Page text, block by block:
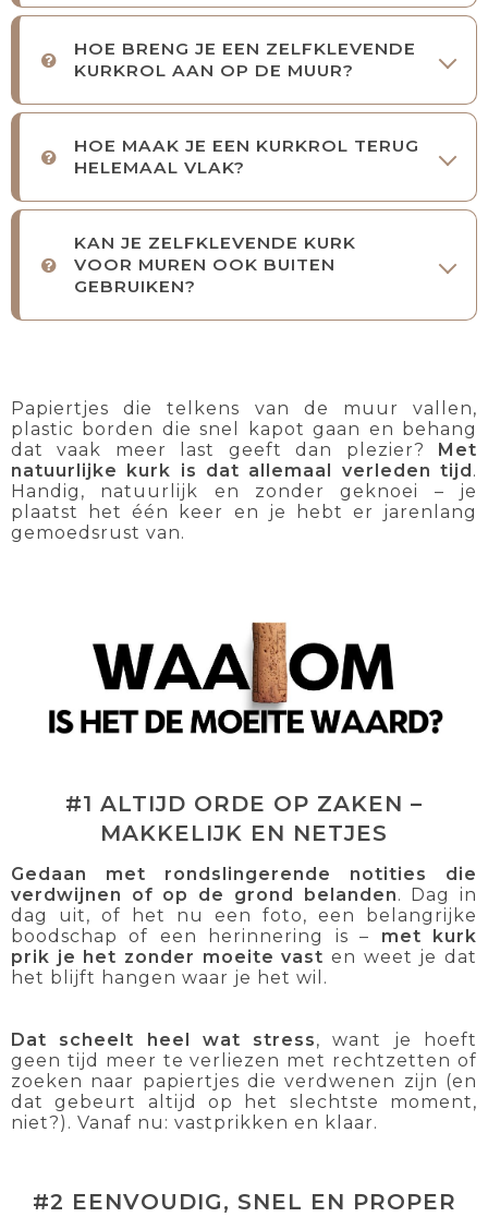
HOE BRENG JE EEN ZELFKLEVENDE
KURKROL AAN OP DE MUUR?
HOE MAAK JE EEN KURKROL TERUG
HELEMAAL VLAK?
KAN JE ZELFKLEVENDE KURK
VOOR MUREN OOK BUITEN
GEBRUIKEN?
Papiertjes die telkens van de muur vallen,
plastic borden die snel kapot gaan en behang
dat vaak meer last geeft dan plezier?
Met
natuurlijke kurk is dat allemaal verleden tijd .
Handig, natuurlijk en zonder geknoei – je
plaatst het één keer en je hebt er jarenlang
gemoedsrust van.
#1 ALTIJD ORDE OP ZAKEN –
MAKKELIJK EN NETJES
Gedaan met rondslingerende notities die
verdwijnen of op de grond belanden. Dag in
dag uit, of het nu een foto, een belangrijke
boodschap of een herinnering is – met kurk
prik je het zonder moeite vast en weet je dat
het blijft hangen waar je het wil.
Dat scheelt heel wat stress, want je hoeft
geen tijd meer te verliezen met rechtzetten of
zoeken naar papiertjes die verdwenen zijn (en
dat gebeurt altijd op het slechtste moment,
niet?). Vanaf nu: vastprikken en klaar.
#2 EENVOUDIG, SNEL EN PROPER